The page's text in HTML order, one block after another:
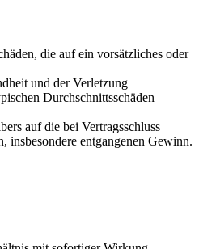
die auf ein vorsätzliches oder
und der Verletzung
Durchschnittsschäden
auf die bei Vertragsschluss
insbesondere entgangenen Gewinn.